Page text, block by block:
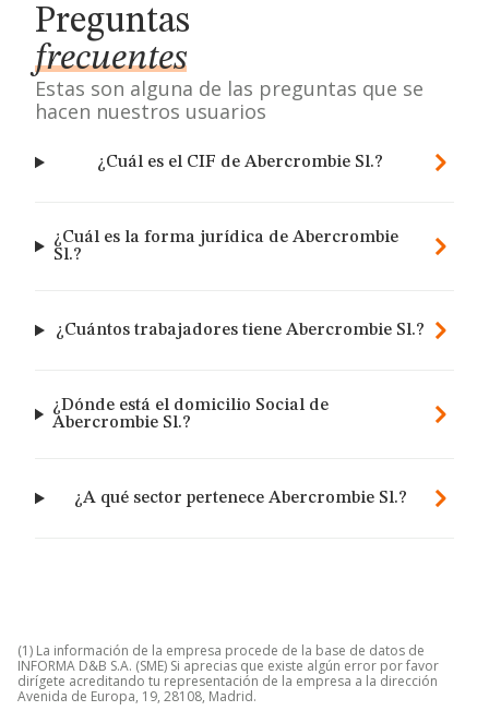
Preguntas
frecuentes
Estas son alguna de las preguntas que se
hacen nuestros usuarios
¿Cuál es el CIF de Abercrombie Sl.?
¿Cuál es la forma jurídica de Abercrombie
Sl.?
¿Cuántos trabajadores tiene Abercrombie Sl.?
¿Dónde está el domicilio Social de
Abercrombie Sl.?
¿A qué sector pertenece Abercrombie Sl.?
(1) La información de la empresa procede de la base de datos de
INFORMA D&B S.A. (SME) Si aprecias que existe algún error por favor
dirígete acreditando tu representación de la empresa a la dirección
Avenida de Europa, 19, 28108, Madrid.